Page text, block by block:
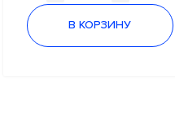
В КОРЗИНУ